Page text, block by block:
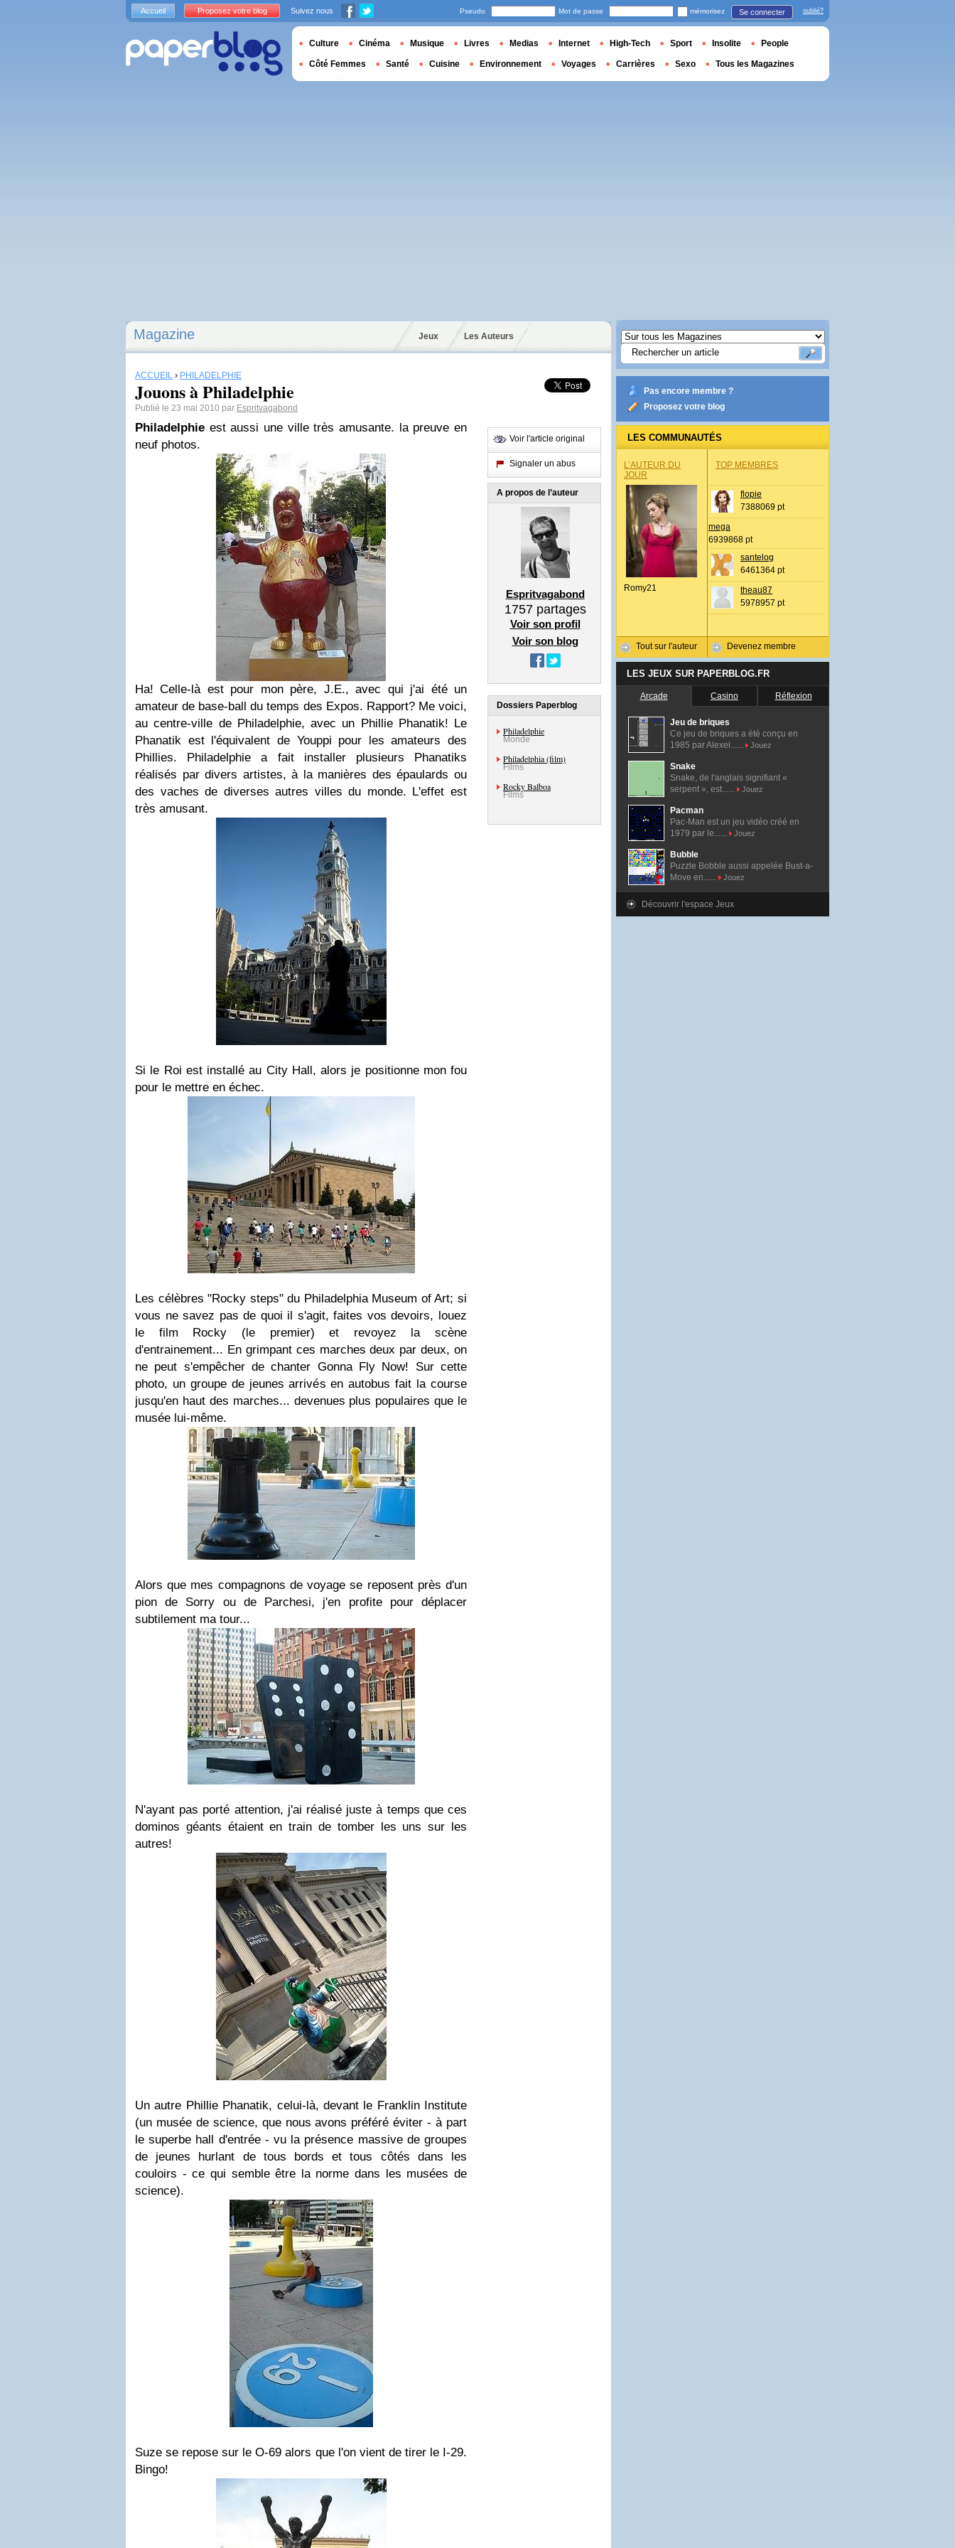
Magazine Jeux Les Auteurs
ACCUEIL › PHILADELPHIE
Jouons à Philadelphie
Publié le 23 mai 2010 par Espritvagabond
Philadelphie est aussi une ville très amusante. la preuve en
neuf photos.
Ha! Celle-là est pour mon père, J.E., avec qui j'ai été un
amateur de base-ball du temps des Expos. Rapport? Me voici,
au centre-ville de Philadelphie, avec un Phillie Phanatik! Le
Phanatik est l'équivalent de Youppi pour les amateurs des
Phillies. Philadelphie a fait installer plusieurs Phanatiks
réalisés par divers artistes, à la manières des épaulards ou
des vaches de diverses autres villes du monde. L'effet est
très amusant.
Si le Roi est installé au City Hall, alors je positionne mon fou
pour le mettre en échec.
Les célèbres "Rocky steps" du Philadelphia Museum of Art; si
vous ne savez pas de quoi il s'agit, faites vos devoirs, louez
le film Rocky (le premier) et revoyez la scène
d'entrainement... En grimpant ces marches deux par deux, on
ne peut s'empêcher de chanter Gonna Fly Now! Sur cette
photo, un groupe de jeunes arrivés en autobus fait la course
jusqu'en haut des marches... devenues plus populaires que le
musée lui-même.
Alors que mes compagnons de voyage se reposent près d'un
pion de Sorry ou de Parchesi, j'en profite pour déplacer
subtilement ma tour...
N'ayant pas porté attention, j'ai réalisé juste à temps que ces
dominos géants étaient en train de tomber les uns sur les
autres!
Un autre Phillie Phanatik, celui-là, devant le Franklin Institute
(un musée de science, que nous avons préféré éviter - à part
le superbe hall d'entrée - vu la présence massive de groupes
de jeunes hurlant de tous bords et tous côtés dans les
couloirs - ce qui semble être la norme dans les musées de
science).
Suze se repose sur le O-69 alors que l'on vient de tirer le I-29.
Bingo!
Voir l'article original
Signaler un abus
A propos de l’auteur
Espritvagabond
1757partages
Voir son profil
Voir son blog
Dossiers Paperblog
Philadelphie
Monde
Philadelphia (film)
Films
Rocky Balboa
Films
Pas encore membre ?
Proposez votre blog
LES COMMUNAUTÉS
L’AUTEUR DU
JOUR
Romy21
Tout sur l'auteur
TOP MEMBRES
flopie
7388069 pt
mega
6939868 pt
santelog
6461364 pt
theau87
5978957 pt
Devenez membre
LES JEUX SUR PAPERBLOG.FR
Arcade Casino Réflexion
Jeu de briques
Ce jeu de briques a été conçu en
1985 par Alexei......
Jouez
Snake
Snake, de l'anglais signifiant «
serpent », est......
Jouez
Pacman
Pac-Man est un jeu vidéo créé en
1979 par le......
Jouez
Bubble
Puzzle Bobble aussi appelée Bust-a-
Move en......
Jouez
Découvrir l'espace Jeux
Accueil Proposez votre blog Suivez nous Pseudo Mot de passe mémorisez Se connecter oublié?
Culture Cinéma Musique Livres Medias Internet High-Tech Sport Insolite People
Côté Femmes Santé Cuisine Environnement Voyages Carrières Sexo Tous les Magazines